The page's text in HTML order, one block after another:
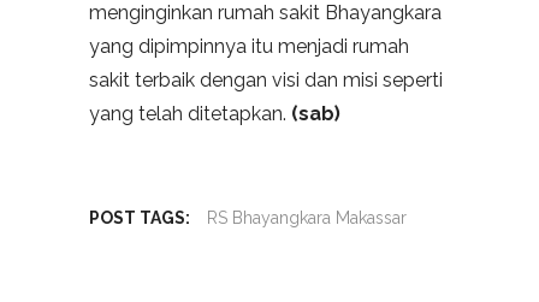
menginginkan rumah sakit Bhayangkara
yang dipimpinnya itu menjadi rumah
sakit terbaik dengan visi dan misi seperti
yang telah ditetapkan. (sab)
POST TAGS: RS Bhayangkara Makassar